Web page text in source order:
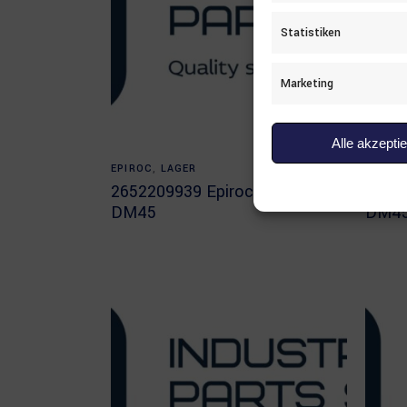
Statistiken
Marketing
Alle
EPIROC , LAGER
2652209939 Epiroc Lager
DM45